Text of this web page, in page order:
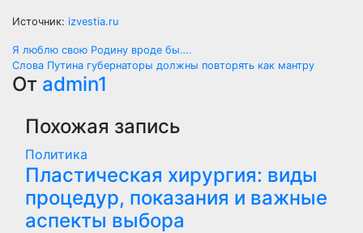
Источник: izvestia.ru
Навигация
по
записям
Я люблю свою Родину вроде бы….
Слова Путина губернаторы должны повторять как мантру
От admin1
Похожая запись
Политика
Пластическая хирургия: виды
процедур, показания и важные
аспекты выбора